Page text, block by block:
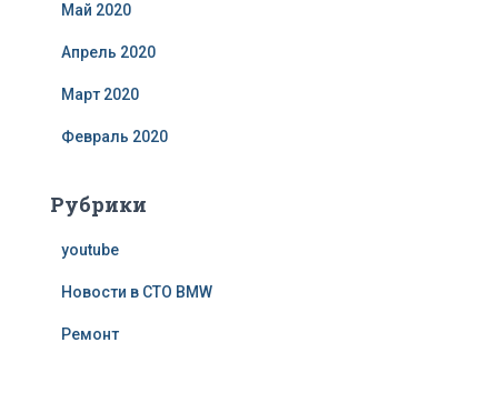
Май 2020
Апрель 2020
Март 2020
Февраль 2020
Рубрики
youtube
Новости в СТО BMW
Ремонт